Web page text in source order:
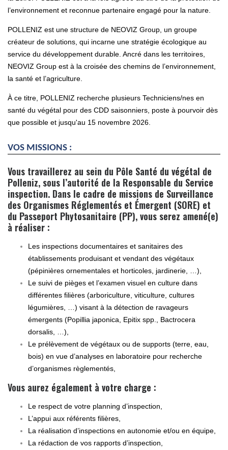
l’environnement et reconnue partenaire engagé pour la nature.
POLLENIZ est une structure de NEOVIZ Group, un groupe
créateur de solutions, qui incarne une stratégie écologique au
service du développement durable. Ancré dans les territoires,
NEOVIZ Group est à la croisée des chemins de l’environnement,
la santé et l’agriculture.
À ce titre, POLLENIZ recherche plusieurs Techniciens/nes en
santé du végétal pour des CDD saisonniers, poste à pourvoir dès
que possible et jusqu'au 15 novembre 2026.
VOS MISSIONS :
Vous travaillerez au sein du Pôle Santé du végétal de
Polleniz, sous l’autorité de la Responsable du Service
inspection. Dans le cadre de missions de Surveillance
des Organismes Réglementés et Émergent (SORE) et
du Passeport Phytosanitaire (PP), vous serez amené(e)
à réaliser :
Les inspections documentaires et sanitaires des
établissements produisant et vendant des végétaux
(pépinières ornementales et horticoles, jardinerie, …),
Le suivi de pièges et l’examen visuel en culture dans
différentes filières (arboriculture, viticulture, cultures
légumières, …) visant à la détection de ravageurs
émergents (Popillia japonica, Epitix spp., Bactrocera
dorsalis, …),
Le prélèvement de végétaux ou de supports (terre, eau,
bois) en vue d’analyses en laboratoire pour recherche
d’organismes règlementés,
Vous aurez également à votre charge :
Le respect de votre planning d’inspection,
L’appui aux référents filières,
La réalisation d’inspections en autonomie et/ou en équipe,
La rédaction de vos rapports d’inspection,